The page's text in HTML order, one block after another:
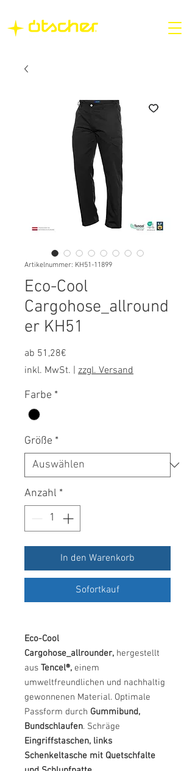
Artikelnummer: KH51-11899
Eco-Cool
Cargohose_allround
er KH51
ab 51,28€
Preis
inkl. MwSt. zzgl. Versand
Farbe *
Größe *
Anzahl *
In den Warenkorb
Sofortkauf
Eco-Cool
Cargohose_allrounder, hergestellt
aus Tencel®, einem
umweltfreundlichen und nachhaltig
gewonnenen Material. Optimale
Passform durch Gummibund,
Bundschlaufen. Schräge
Eingriffstaschen, links
Schenkeltasche mit Quetschfalte